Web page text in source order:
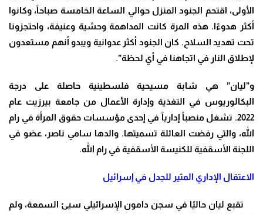
الأولى، اقتحم الجنود المنزل حوالي الساعة الخامسة صباحاً، وكانوا
أكثر هدوءًا. هذه المرة كانت المداهمة وحشية وعنيفة، واحتجزونا
تحت تهديد السلاح. كان الجنود أكثر عدوانية ويبدو أنهم مستعدون
لإطلاق النار في اتجاهنا في أي لحظة”.
و”ليان” هي شابة مسيحية فلسطينية حاصلة على درجة
البكالوريوس في التغذية وإدارة الأعمال من جامعة بيرزيت عام
2022. تشغل منصباً إدارياً في إحدى مؤسسات حقوق المرأة في رام
الله، والتي رفضت العائلة تسميتها. والدها سامي ناصر، عضو في
اللجنة الأسقفية للكنيسة الأسقفية في رام الله.
الاعتقال الإداري المثير للجدل في إسرائيل
تقبع ليان حاليًا في سجن دامون الإسرائيلي سيئ السمعة، ولم